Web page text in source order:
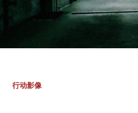
行动影像